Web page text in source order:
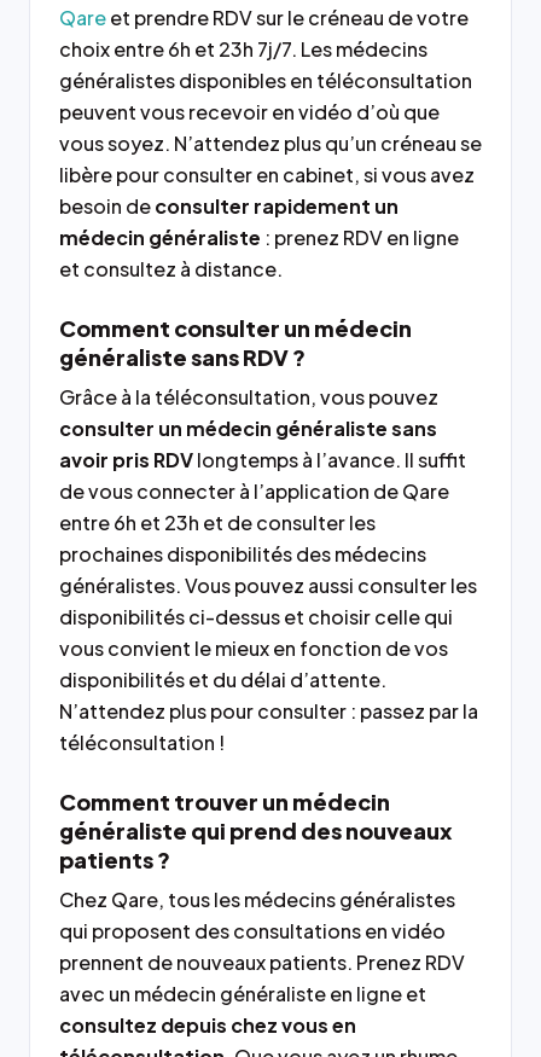
Qareet prendre RDV sur le créneau de votre
choix entre 6h et 23h 7j/7. Les médecins
généralistes disponibles en téléconsultation
peuvent vous recevoir en vidéo d’où que
vous soyez. N’attendez plus qu’un créneau se
libère pour consulter en cabinet, si vous avez
besoin deconsulter rapidement un
médecin généraliste : prenez RDV en ligne
et consultez à distance.
Comment consulter un médecin
généraliste sans RDV ?
Grâce à la téléconsultation, vous pouvez
consulter un médecin généraliste sans
avoir pris RDVlongtemps à l’avance. Il suffit
de vous connecter à l’application de Qare
entre 6h et 23h et de consulter les
prochaines disponibilités des médecins
généralistes. Vous pouvez aussi consulter les
disponibilités ci-dessus et choisir celle qui
vous convient le mieux en fonction de vos
disponibilités et du délai d’attente.
N’attendez plus pour consulter : passez par la
téléconsultation !
Comment trouver un médecin
généraliste qui prend des nouveaux
patients ?
Chez Qare, tous les médecins généralistes
qui proposent des consultations en vidéo
prennent de nouveaux patients. Prenez RDV
avec un médecin généraliste en ligne et
consultez depuis chez vous en